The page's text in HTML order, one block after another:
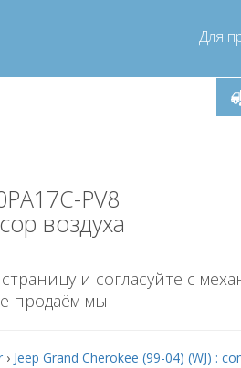
Для
пятница 9:00
PV8
воздуха
и согласуйте с
продаём мы
› Jeep Grand Cherokee (99-04) (WJ) :